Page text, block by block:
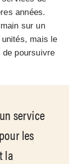
années.
sur un
mais le
de poursuivre
service
les
la